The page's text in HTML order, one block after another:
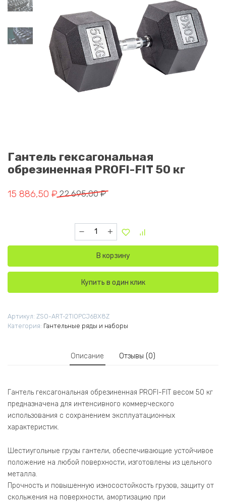
Гантель гексагональная
обрезиненная PROFI-FIT 50 кг
22 695,00₽
Первоначальная цена составляла 22 695,00 ₽.
15 886,50 ₽
Текущая цена: 15 886,50 ₽.
Количество товара Гантель
В корзину
Купить в один клик
Артикул: ZSO-ART-2TIOPCJ6BX8Z
Категория: Гантельные ряды и наборы
Описание Отзывы (0)
Гантель гексагональная обрезиненная PROFI-FIT весом 50 кг
предназначена для интенсивного коммерческого
использования с сохранением эксплуатационных
характеристик.
Шестиугольные грузы гантели, обеспечивающие устойчивое
положение на любой поверхности, изготовлены из цельного
металла.
Прочность и повышенную износостойкость грузов, защиту от
скольжения на поверхности, амортизацию при